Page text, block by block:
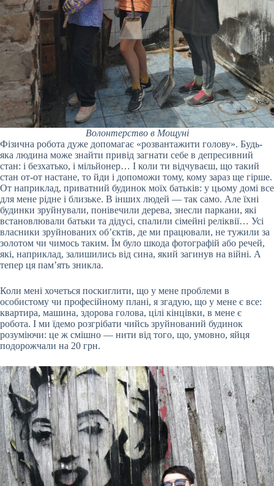
Волонтерство в Мощуні
Фізична робота дуже допомагає «розвантажити голову». Будь-
яка людина може знайти привід загнати себе в депресивний
стан: і безхатько, і мільйонер… І коли ти відчуваєш, що такий
стан от-от настане, то йди і допоможи тому, кому зараз ще гірше.
От наприклад, приватний будинок моїх батьків: у цьому домі все
для мене рідне і близьке. В інших людей — так само. Але їхні
будинки зруйнували, понівечили дерева, знесли паркани, які
встановлювали батьки та дідусі, спалили сімейні реліквії… Усі
власники зруйнованих об’єктів, де ми працювали, не тужили за
золотом чи чимось таким. Їм було шкода фотографій або речей,
які, наприклад, залишились від сина, який загинув на війні. А
тепер ця пам’ять зникла.
Коли мені хочеться поскиглити, що у мене проблеми в
особистому чи професійному плані, я згадую, що у мене є все:
квартира, машина, здорова голова, цілі кінцівки, в мене є
робота. І ми їдемо розгрібати чийсь зруйнований будинок
розуміючи: це ж смішно — нити від того, що, умовно, яйця
подорожчали на 20 грн.